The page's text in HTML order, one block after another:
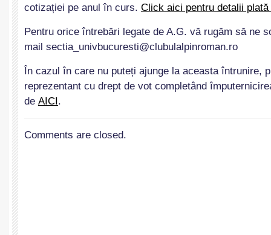
cotizației pe anul în curs. Click aici pentru detalii
Pentru orice întrebări legate de A.G. vă rugăm să ne
mail sectia_univbucuresti@clubulalpinroman.ro
În cazul în care nu puteți ajunge la aceasta întrunire,
reprezentant cu drept de vot completând
de AICI.
Comments are closed.